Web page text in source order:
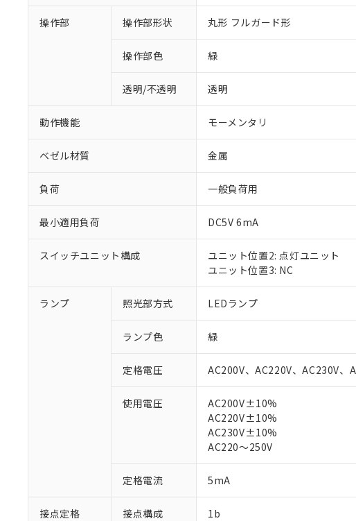
操作部 操作部形状 丸形 フルガード形
操作部色 緑
透明/不透明 透明
動作機能 モーメンタリ
ベゼル材質 金属
負荷 一般負荷用
最小適用負荷 DC5V 6mA
スイッチユニット構成
ユニット位置2: 点灯ユニット
ユニット位置3: NC
ランプ 照光部方式 LEDランプ
ランプ色 緑
定格電圧 AC200V、AC220V、AC230V、
使用電圧
AC200V±10%
AC220V±10%
AC230V±10%
AC220～250V
定格電流 5mA
接点定格 接点構成 1b
ご利用条件
以下の条件をお読みいただ
対応予定：EU RoHS指令（
対応予定なし：EU RoHS指
調査・確認中：EU RoHS指
非該当品：ライセンス料な
仕入先様の事情により、非
があります。
*EU RoHS指令（10物質）：
六価クロム(Cr(Ⅵ)) 1000ppm以下、
※1 中国RoHS○×表
「×」：最大均質材料含有率
「－」：未確認です。当社
う）を輸出または国外
記
説明